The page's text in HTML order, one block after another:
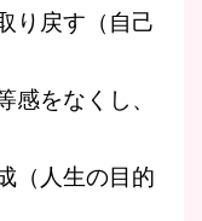
り戻す（自己
感をなくし、
（人生の目的